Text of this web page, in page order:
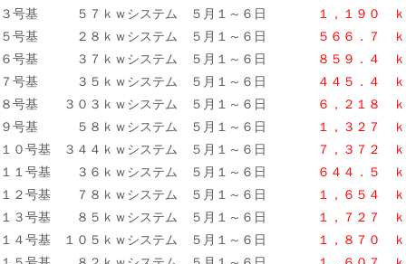
３号基 ５７ｋｗシステム ５月１～６日
１，１９０
５号基 ２８ｋｗシステム ５月１～６日
５６６．７ ｋ
６号基 ３７ｋｗシステム ５月１～６日
８５９．４
７号基 ３５ｋｗシステム ５月１～６日
４４５．４ ｋ
８号基 ３０３ｋｗシステム ５月１～６日
６，２１８ ｋ
９号基 ５８ｋｗシステム ５月１～６日
１，３２７ ｋ
１０号基 ３４４ｋｗシステム ５月１～６日
７，３７２ ｋ
１１号基 ３６ｋｗシステム ５月１～６日
６４４．５ ｋ
１２号基 ７８ｋｗシステム ５月１～６日
１，６５４ ｋ
１３号基 ８５ｋｗシステム ５月１～６日
１，７２７ ｋ
１４号基 １０５ｋｗシステム ５月１～６日
１，８７０ ｋ